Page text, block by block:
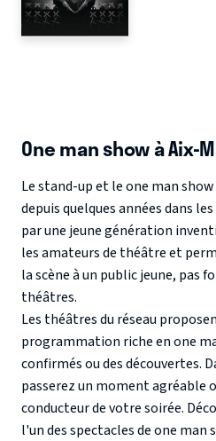
One man show à Aix-
Le stand-up et le one man
depuis quelques années dans
par une jeune génération
les amateurs de théâtre et
la scène à un public jeune, pas
théâtres.
Les théâtres du réseau
programmation riche en one
confirmés ou des découvertes.
passerez un moment agréable
conducteur de votre soirée.
l'un des spectacles de one man